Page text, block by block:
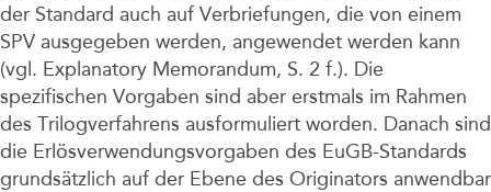
der Standard auch auf Verbriefungen, die von einem
SPV ausgegeben werden, angewendet werden kann
(vgl. Explanatory Memorandum, S. 2 f.). Die
spezifischen Vorgaben sind aber erstmals im Rahmen
des Trilogverfahrens ausformuliert worden. Danach sind
die Erlösverwendungsvorgaben des EuGB-Standards
grundsätzlich auf der Ebene des Originators anwendbar